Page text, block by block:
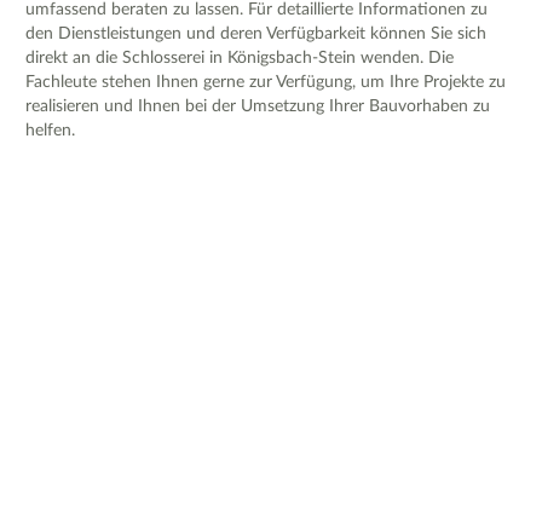
umfassend beraten zu lassen. Für detaillierte Informationen zu
den Dienstleistungen und deren Verfügbarkeit können Sie sich
direkt an die Schlosserei in Königsbach-Stein wenden. Die
Fachleute stehen Ihnen gerne zur Verfügung, um Ihre Projekte zu
realisieren und Ihnen bei der Umsetzung Ihrer Bauvorhaben zu
helfen.